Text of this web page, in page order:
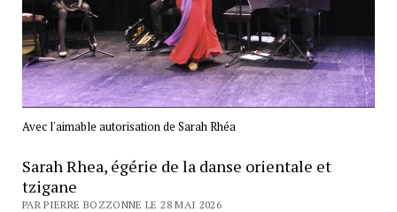
Avec l'aimable autorisation de Sarah Rhéa
Sarah Rhea, égérie de la danse orientale et
tzigane
PAR PIERRE BOZZONNE LE 28 MAI 2026